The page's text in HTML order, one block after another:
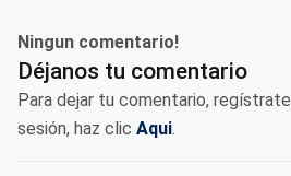
Ningun comentario!
Déjanos tu comentario
Para dejar tu comentario, regístrate
sesión, haz clic Aqui.